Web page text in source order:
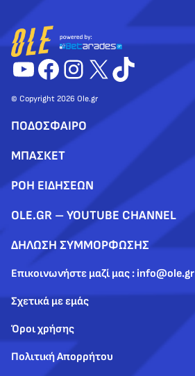
YouTube
Facebook
Instagram
X TikTok
© Copyright 2026 Ole.gr
ΠΟΔΟΣΦΑΙΡΟ
ΜΠΑΣΚΕΤ
ΡΟΗ ΕΙΔΗΣΕΩΝ
OLE.GR – YOUTUBE CHANNEL
ΔΗΛΩΣΗ ΣΥΜΜΟΡΦΩΣΗΣ
Επικοινωνήστε μαζί μας : info@ole.gr
Σχετικά με εμάς
Όροι χρήσης
Πολιτική Απορρήτου